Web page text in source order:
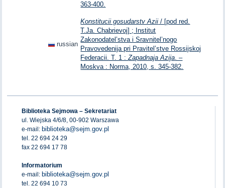
363-400.
russian
Konstitucii gosudarstv Azii / [pod red.
T.Ja. Chabrievoj] ; Institut
Zakonodatel’stva i Sravnitel’nogo
Pravovedenija pri Pravitel’stve Rossijskoj
Federacii. T. 1 :Zapadnaja Azija. –
Moskva : Norma, 2010, s. 345-382.
Biblioteka Sejmowa – Sekretariat
ul. Wiejska 4/6/8, 00-902 Warszawa
e-mail: biblioteka@sejm.gov.pl
tel. 22 694 24 29
fax 22 694 17 78
Informatorium
e-mail: biblioteka@sejm.gov.pl
tel. 22 694 10 73